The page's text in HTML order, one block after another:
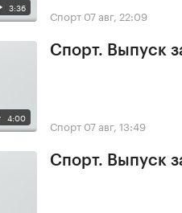
3:36 Спорт 07 авг, 22:09
4:00
Спорт. Выпуск
Спорт 07 авг, 13:49
Спорт. Выпуск